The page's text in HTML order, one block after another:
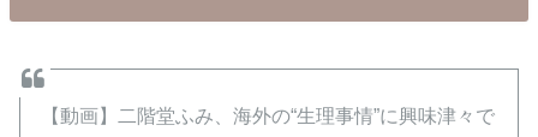
【動画】二階堂ふみ、海外の“生理事情”に興味津々で